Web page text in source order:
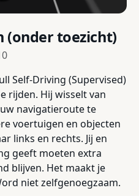
(onder toezicht)
Self-Driving (Supervised)
rijden. Hij wisselt van
navigatieroute te
voertuigen en objecten
links en rechts. Jij en
geeft moeten extra
blijven. Het maakt je
niet zelfgenoegzaam.